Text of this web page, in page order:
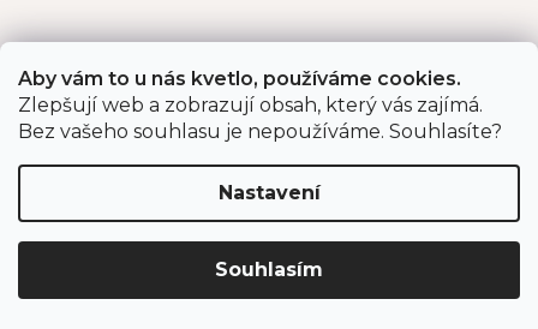
Aby vám to u nás kvetlo, používáme cookies.
Zlepšují web a zobrazují obsah, který vás zajímá.
Bez vašeho souhlasu je nepoužíváme. Souhlasíte?
Nastavení
Souhlasím